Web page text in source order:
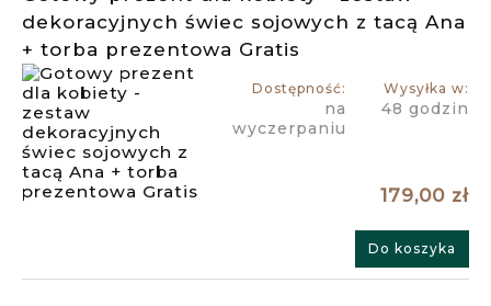
dekoracyjnych świec sojowych z tacą Ana
+ torba prezentowa Gratis
Dostępność:
na
wyczerpaniu
Wysyłka w:
48 godzin
179,00 zł
Do koszyka